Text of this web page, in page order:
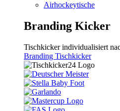
Airhockeytische
Branding Kicker
Tischkicker individualisiert
Branding Tischkicker